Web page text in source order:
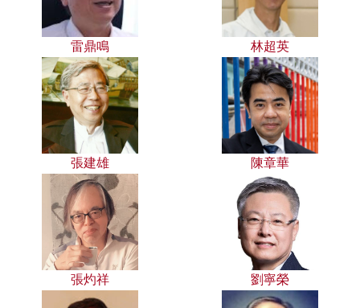
雷鼎鳴 林超英
張建雄 陳章華
張灼祥 劉寧榮